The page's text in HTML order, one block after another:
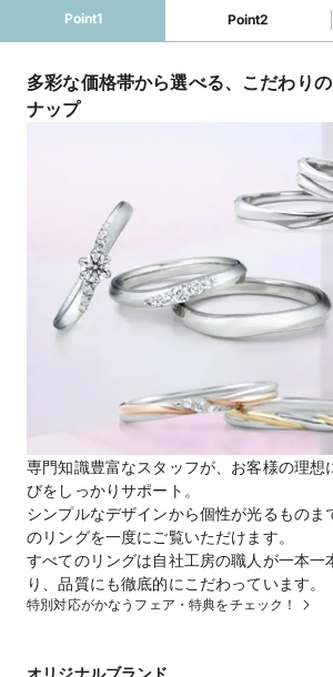
Point1 Point2
多彩な価格帯から選べる、こだわり
ナップ
専門知識豊富なスタッフが、お客様の理想
びをしっかりサポート。
シンプルなデザインから個性が光るものま
のリングを一度にご覧いただけます。
すべてのリングは自社工房の職人が一本一
特別対応がかなうフェア・特典をチェック！
オリジナルブランド